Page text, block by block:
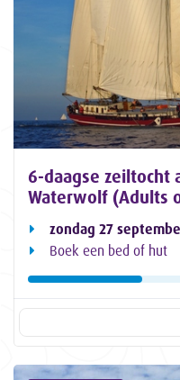
6-daagse zeiltocht
Waterwolf (Adults
zondag 27
Boek een bed of hut